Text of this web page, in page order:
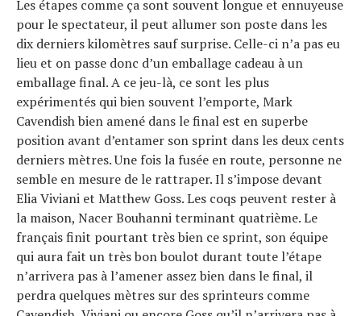
Les étapes comme ça sont souvent longue et ennuyeuse
pour le spectateur, il peut allumer son poste dans les
dix derniers kilomètres sauf surprise. Celle-ci n’a pas eu
lieu et on passe donc d’un emballage cadeau à un
emballage final. A ce jeu-là, ce sont les plus
expérimentés qui bien souvent l’emporte, Mark
Cavendish bien amené dans le final est en superbe
position avant d’entamer son sprint dans les deux cents
derniers mètres. Une fois la fusée en route, personne ne
semble en mesure de le rattraper. Il s’impose devant
Elia Viviani et Matthew Goss. Les coqs peuvent rester à
la maison, Nacer Bouhanni terminant quatrième. Le
français finit pourtant très bien ce sprint, son équipe
qui aura fait un très bon boulot durant toute l’étape
n’arrivera pas à l’amener assez bien dans le final, il
perdra quelques mètres sur des sprinteurs comme